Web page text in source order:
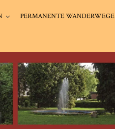
PERMANENTE WANDERWEGE